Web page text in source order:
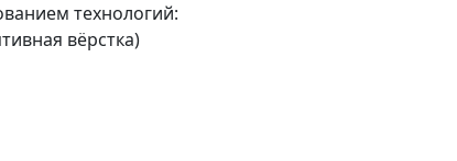
технологий:
вёрстка)